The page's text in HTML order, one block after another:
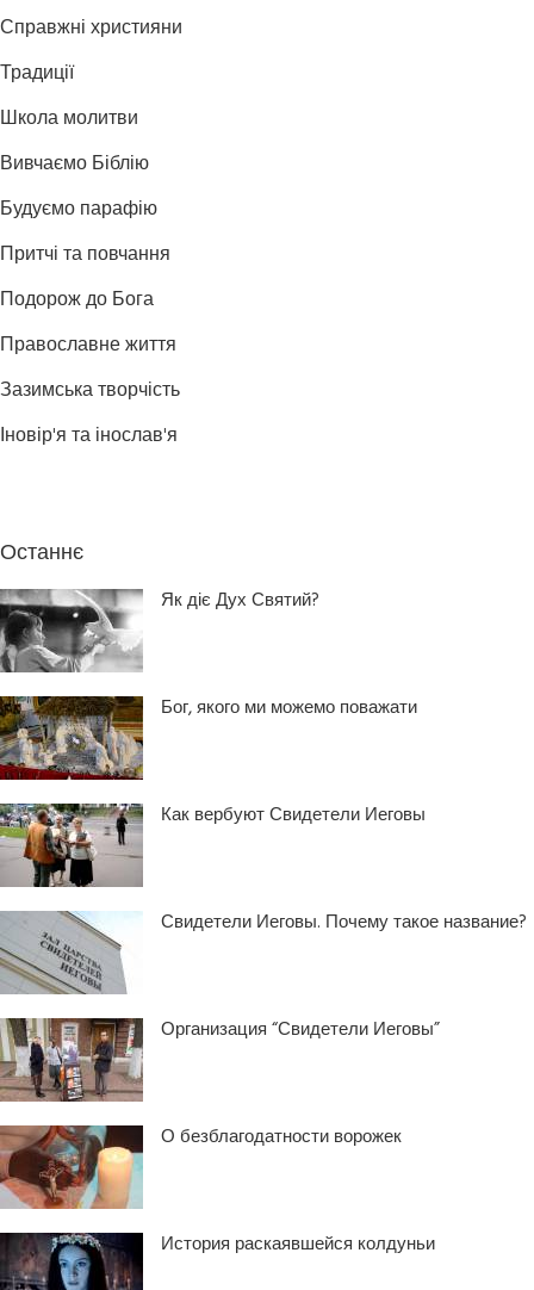
Справжні християни
Традиції
Школа молитви
Вивчаємо Біблію
Будуємо парафію
Притчі та повчання
Подорож до Бога
Православне життя
Зазимська творчість
Іновір'я та інослав'я
Останнє
Як діє Дух Святий?
Бог, якого ми можемо поважати
Как вербуют Свидетели Иеговы
Свидетели Иеговы. Почему такое название?
Организация “Свидетели Иеговы”
О безблагодатности ворожек
История раскаявшейся колдуньи